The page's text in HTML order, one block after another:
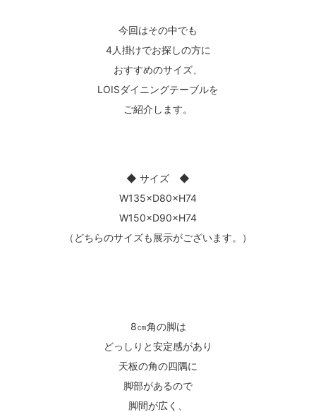
今回はその中でも
4人掛けでお探しの方に
おすすめのサイズ、
LOISダイニングテーブルを
ご紹介します。
◆ サイズ ◆
W135×D80×H74
W150×D90×H74
（どちらのサイズも展示がございます。）
8㎝角の脚は
どっしりと安定感があり
天板の角の四隅に
脚部があるので
脚間が広く、